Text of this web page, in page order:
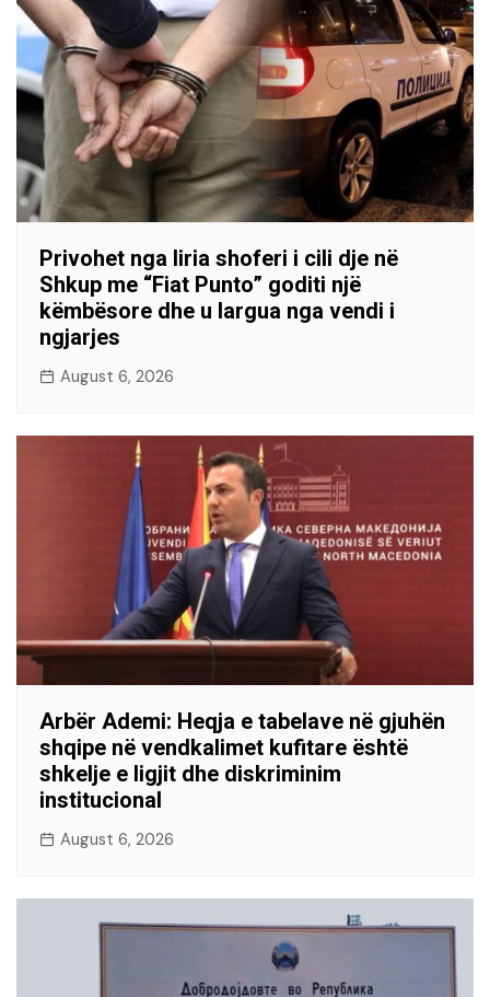
Privohet nga liria shoferi i cili dje në
Shkup me “Fiat Punto” goditi një
këmbësore dhe u largua nga vendi i
ngjarjes
August 6, 2026
Arbër Ademi: Heqja e tabelave në gjuhën
shqipe në vendkalimet kufitare është
shkelje e ligjit dhe diskriminim
institucional
August 6, 2026